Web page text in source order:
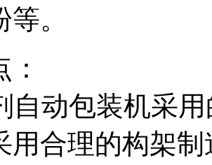
。
自动包装机采
用合理的构架